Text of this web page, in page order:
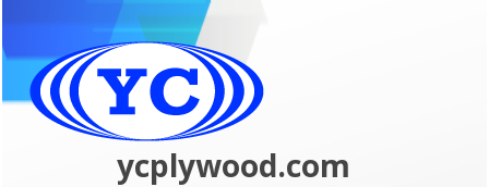
content
ycplywood.com